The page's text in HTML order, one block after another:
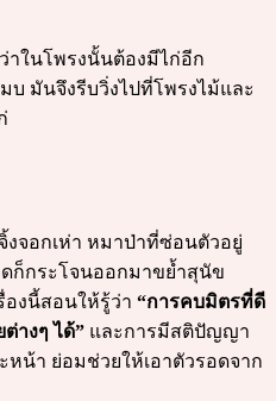
าในโพรงนั้นต้องมีไก่อีก
มันจึงรีบวิ่งไปที่โพรงไม้และ
จอกเห่า หมาป่าที่ซ่อนตัวอยู่
ก็กระโจนออกมาขย้ำสุนัข
องนี้สอนให้รู้ว่า “การคบมิตรที่ดี
างๆ ได้” และการมีสติปัญญา
น้า ย่อมช่วยให้เอาตัวรอดจาก